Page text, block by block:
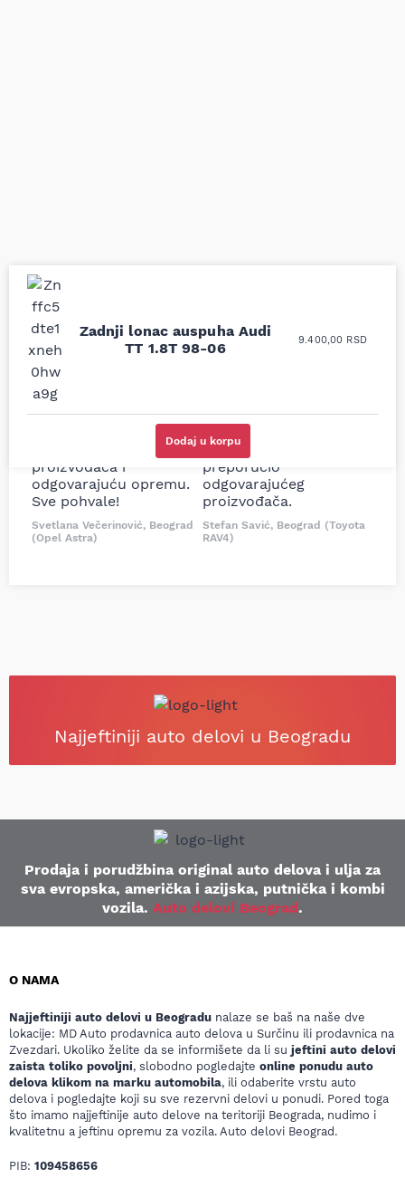
Zadnji lonac auspuha Audi
TT 1.8T 98-06
9.400,00 RSD
Dodaj u korpu
Uporedila sam sve
moguće online
prodavnice auto delova
i definitivno najbolje
cene su ovde. Kupila
sam više puta auto
delove iz MD Auto. Uvek
dobra preporuka za
proizvođača i
odgovarajuću opremu.
Sve pohvale!
Svetlana Večerinović, Beograd
(Opel Astra)
Odlična usluga i
ljubazni prodavci.
potreban za moju
Tojotu, ali me je Miloš
podsetio, istražio i
preporučio
odgovarajućeg
proizvođača.
Stefan Savić, Beograd (Toyota
RAV4)
Najjeftiniji auto delovi u Beogradu
Prodaja i porudžbina original auto delova i ulja za
sva evropska, američka i azijska, putnička i kombi
vozila. Auto delovi Beograd.
O NAMA
Najjeftiniji auto delovi u Beogradu nalaze se baš na naše dve
lokacije: MD Auto prodavnica auto delova u Surčinu ili prodavnica na
Zvezdari. Ukoliko želite da se informišete da li su jeftini auto delovi
zaista toliko povoljni, slobodno pogledajte online ponudu auto
delova klikom na marku automobila, ili odaberite vrstu auto
delova i pogledajte koji su sve rezervni delovi u ponudi. Pored toga
što imamo najjeftinije auto delove na teritoriji Beograda, nudimo i
kvalitetnu a jeftinu opremu za vozila. Auto delovi Beograd.
PIB: 109458656